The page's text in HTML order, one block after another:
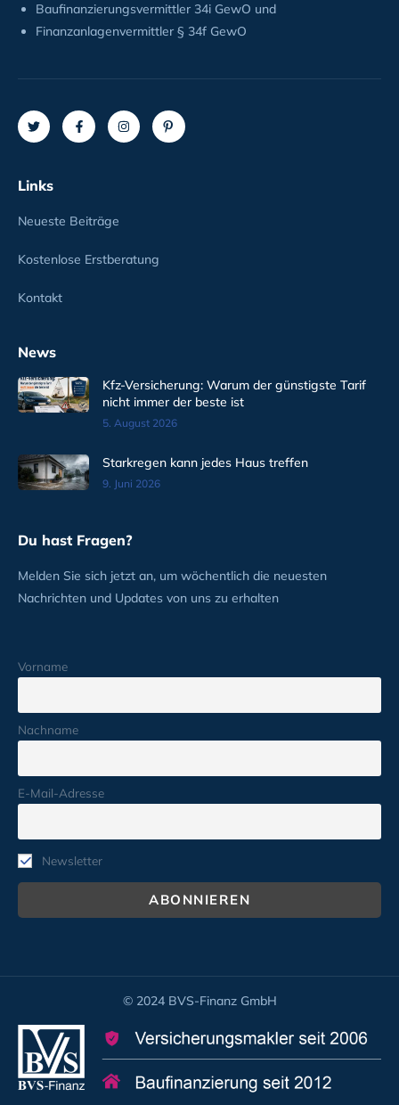
Baufinanzierungsvermittler 34i GewO und
Finanzanlagenvermittler § 34f GewO
Links
Neueste Beiträge
Kostenlose Erstberatung
Kontakt
News
Kfz-Versicherung: Warum der günstigste Tarif
nicht immer der beste ist
5. August 2026
Starkregen kann jedes Haus treffen
9. Juni 2026
Du hast Fragen?
Melden Sie sich jetzt an, um wöchentlich die neuesten
Nachrichten und Updates von uns zu erhalten
Vorname
Nachname
E-Mail-Adresse
Newsletter
© 2024 BVS-Finanz GmbH